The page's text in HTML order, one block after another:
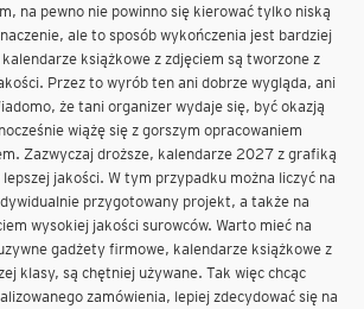
na pewno nie powinno się kierować tylko niską
ale to sposób wykończenia jest bardziej
książkowe z zdjęciem są tworzone z
Przez to wyrób ten ani dobrze wygląda, ani
że tani organizer wydaje się, być okazją
wiążę się z gorszym opracowaniem
Zazwyczaj droższe, kalendarze 2027 z grafiką
jakości. W tym przypadku można liczyć na
przygotowany projekt, a także na
wysokiej jakości surowców. Warto mieć na
gadżety firmowe, kalendarze książkowe z
klasy, są chętniej używane. Tak więc chcąc
zamówienia, lepiej zdecydować się na